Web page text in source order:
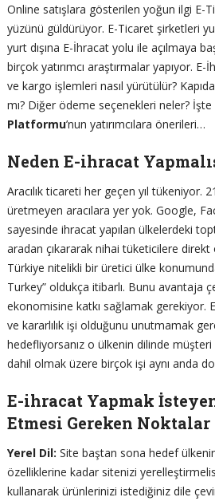
Online satışlara gösterilen yoğun ilgi E-
yüzünü güldürüyor. E-Ticaret şirketleri
yurt dışına E-İhracat yolu ile açılmaya
birçok yatırımcı araştırmalar yapıyor. E-
ve kargo işlemleri nasıl yürütülür?
mı? Diğer ödeme seçenekleri neler? İşte
Platformu’nun yatırımcılara önerileri…
Neden E-ihracat
Aracılık ticareti her geçen yıl tükeniyor.
üretmeyen aracılara yer yok. Google,
sayesinde ihracat yapılan ülkelerdeki
aradan çıkararak nihai tüketicilere
Türkiye nitelikli bir üretici ülke
Turkey” oldukça itibarlı. Bunu avantaja
ekonomisine katkı sağlamak gerekiyor.
ve kararlılık işi olduğunu unutmamak
hedefliyorsanız o ülkenin dilinde
dahil olmak üzere birçok işi aynı anda
E-ihracat Yapmak
Etmesi Gereken Noktalar
Yerel Dil: Site baştan sona hedef
özelliklerine kadar sitenizi
kullanarak ürünlerinizi istediğiniz dile